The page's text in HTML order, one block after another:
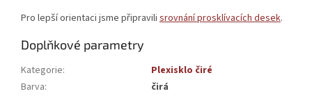
Pro lepší orientaci jsme připravili srovnání prosklívacích desek.
Doplňkové parametry
Kategorie:
Plexisklo čiré
Barva:
čirá